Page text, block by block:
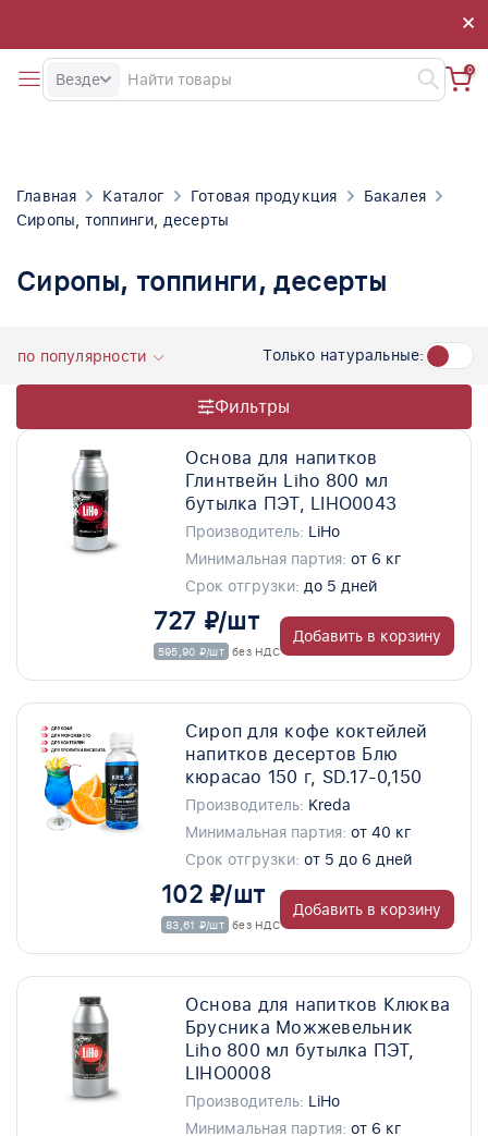
×
×
Везде
0
Главная Каталог Готовая продукция
Бакалея
Сиропы, топпинги, десерты
Сиропы, топпинги, десерты
по популярности Только натуральные:
Фильтры
Основа для напитков
Глинтвейн Liho 800 мл
бутылка ПЭТ, LIHO0043
Производитель: LiHo
Минимальная партия: от 6 кг
Срок отгрузки: до 5 дней
727 ₽/шт
595,90 ₽/шт без НДС
Добавить в корзину
Сироп для кофе коктейлей
напитков десертов Блю
кюрасао 150 г, SD.17-0,150
Производитель: Kreda
Минимальная партия: от 40 кг
Срок отгрузки: от 5 до 6 дней
102 ₽/шт
83,61 ₽/шт без НДС
Добавить в корзину
Основа для напитков Клюква
Брусника Можжевельник
Liho 800 мл бутылка ПЭТ,
LIHO0008
Производитель: LiHo
Минимальная партия: от 6 кг